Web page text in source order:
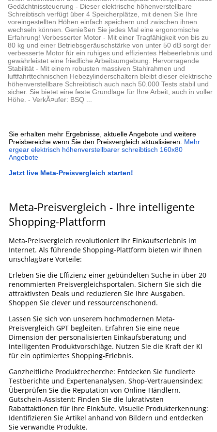
Gedächtnissteuerung - Dieser elektrische höhenverstellbare
Schreibtisch verfügt über 4 Speicherplätze, mit denen Sie Ihre
voreingestellten Höhen einfach speichern und zwischen ihnen
wechseln können. Genießen Sie jedes Mal eine ergonomische
Erfahrung! Verbesserter Motor - Mit einer Tragfähigkeit von bis zu
80 kg und einer Betriebsgeräuschstärke von unter 50 dB sorgt der
verbesserte Motor für ein ruhiges und effizientes Hebeerlebnis und
gewährleistet eine friedliche Arbeitsumgebung. Hervorragende
Stabilität - Mit einem robusten massiven Stahlrahmen und
luftfahrttechnischen Hebezylinderschaltern bleibt dieser elektrische
höhenverstellbare Schreibtisch auch nach 50.000 Tests stabil und
sicher. Sie bietet eine feste Grundlage für Ihre Arbeit, auch in voller
Höhe. - VerkÃ¤ufer: BSQ ...
Sie erhalten mehr Ergebnisse, aktuelle Angebote und weitere
Preisbereiche wenn Sie den Preisvergleich aktualisieren: Mehr
ergear elektrisch höhenverstellbarer schreibtisch 160x80
Angebote
Jetzt live Meta-Preisvergleich starten!
Meta-Preisvergleich - Ihre intelligente
Shopping-Plattform
Meta-Preisvergleich revolutioniert Ihr Einkaufserlebnis im
Internet. Als führende Shopping-Plattform bieten wir Ihnen
unschlagbare Vorteile:
Erleben Sie die Effizienz einer gebündelten Suche in über 20
renommierten Preisvergleichsportalen. Sichern Sie sich die
attraktivsten Deals und reduzieren Sie Ihre Ausgaben.
Shoppen Sie clever und ressourcenschonend.
Lassen Sie sich von unserem hochmodernen Meta-
Preisvergleich GPT begleiten. Erfahren Sie eine neue
Dimension der personalisierten Einkaufsberatung und
intelligenten Produktvorschläge. Nutzen Sie die Kraft der KI
für ein optimiertes Shopping-Erlebnis.
Ganzheitliche Produktrecherche: Entdecken Sie fundierte
Testberichte und Expertenanalysen. Shop-Vertrauensindex:
Überprüfen Sie die Reputation von Online-Händlern.
Gutschein-Assistent: Finden Sie die lukrativsten
Rabattaktionen für Ihre Einkäufe. Visuelle Produkterkennung:
Identifizieren Sie Artikel anhand von Bildern und entdecken
Sie verwandte Produkte.